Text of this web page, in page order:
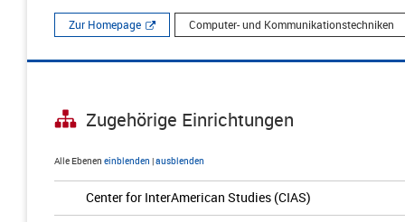
Zur Homepage Computer- und Kommunikationstechniken
Zugehörige Einrichtungen
Alle Ebenen einblenden |ausblenden
Center for InterAmerican Studies (CIAS)